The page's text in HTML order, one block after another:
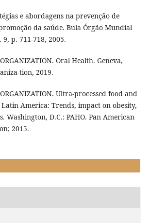
e abordagens na prevenção de
da saúde. Bula Órgão Mundial
9, p. 711-718, 2005.
Oral Health. Geneva,
tion, 2019.
Ultra-processed food and
America: Trends, impact on obesity,
Washington, D.C.: PAHO. Pan American
2015.